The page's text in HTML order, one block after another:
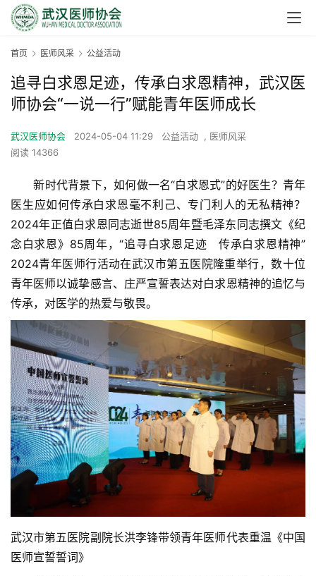
首页 医师风采 公益活动
追寻白求恩足迹，传承白求恩精神，武汉医
师协会“一说一行”赋能青年医师成长
武汉医师协会 2024-05-04 11:29 公益活动 , 医师风采
阅读 14366
新时代背景下，如何做一名“白求恩式”的好医生？青年
医生应如何传承白求恩毫不利己、专门利人的无私精神？
2024年正值白求恩同志逝世85周年暨毛泽东同志撰文《纪
念白求恩》85周年，“追寻白求恩足迹　传承白求恩精神”
2024青年医师行活动在武汉市第五医院隆重举行，数十位
青年医师以诚挚感言、庄严宣誓表达对白求恩精神的追忆与
传承，对医学的热爱与敬畏。
武汉市第五医院副院长洪李锋带领青年医师代表重温《中国
医师宣誓誓词》